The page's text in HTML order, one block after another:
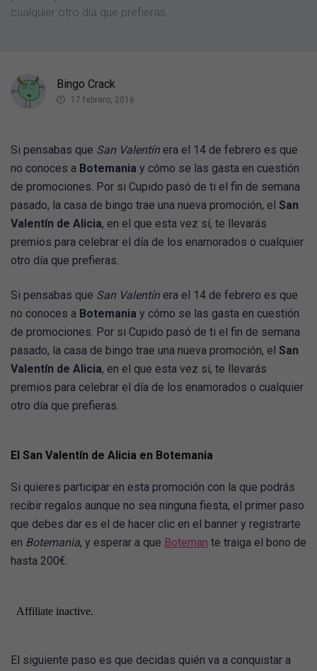
cualquier otro día que prefieras.
Bingo Crack
17 febrero, 2016
Si pensabas que San Valentín era el 14 de febrero es que
no conoces a Botemania y cómo se las gasta en cuestión
de promociones. Por si Cupido pasó de ti el fin de semana
pasado, la casa de bingo trae una nueva promoción, el San
Valentín de Alicia, en el que esta vez sí, te llevarás
premios para celebrar el día de los enamorados o cualquier
otro día que prefieras.
Si pensabas que San Valentín era el 14 de febrero es que
no conoces a Botemania y cómo se las gasta en cuestión
de promociones. Por si Cupido pasó de ti el fin de semana
pasado, la casa de bingo trae una nueva promoción, el San
Valentín de Alicia, en el que esta vez sí, te llevarás
premios para celebrar el día de los enamorados o cualquier
otro día que prefieras.
El San Valentín de Alicia en Botemania
Si quieres participar en esta promoción con la que podrás
recibir regalos aunque no sea ninguna fiesta, el primer paso
que debes dar es el de hacer clic en el banner y registrarte
en Botemania, y esperar a que Boteman te traiga el bono de
hasta 200€.
El siguiente paso es que decidas quién va a conquistar a